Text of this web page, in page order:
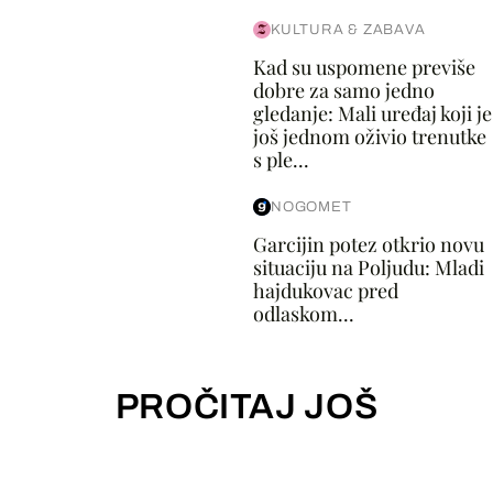
KULTURA & ZABAVA
Kad su uspomene previše
dobre za samo jedno
gledanje: Mali uređaj koji je
još jednom oživio trenutke
s ple...
NOGOMET
Garcijin potez otkrio novu
situaciju na Poljudu: Mladi
hajdukovac pred
odlaskom...
PROČITAJ JOŠ